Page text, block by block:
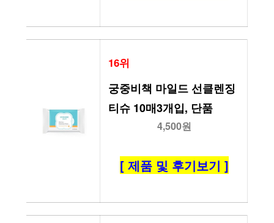
16위
궁중비책 마일드 선클렌징
티슈 10매3개입, 단품
4,500원
[ 제품 및 후기보기 ]